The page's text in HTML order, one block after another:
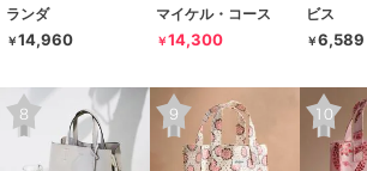
ランダ
￥14,960
マイケル・コース
￥14,300
ビス
￥6,589